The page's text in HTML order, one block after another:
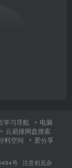
学习导航
电脑
云易搜网盘搜索
料空间
爱分享
号 注意初见杂